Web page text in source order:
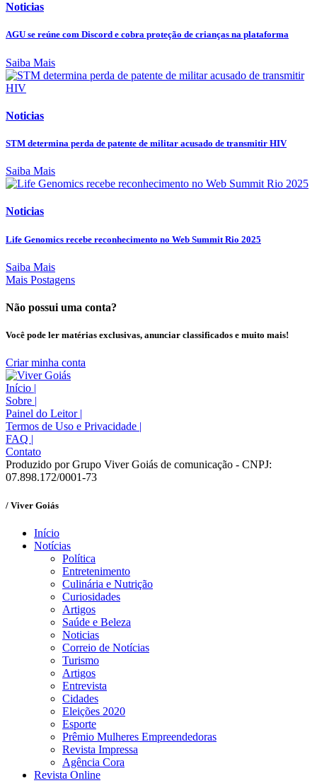
Noticias
AGU se reúne com Discord e cobra proteção de crianças na plataforma
Saiba Mais
Noticias
STM determina perda de patente de militar acusado de transmitir HIV
Saiba Mais
Noticias
Life Genomics recebe reconhecimento no Web Summit Rio 2025
Saiba Mais
Mais Postagens
Não possui uma conta?
Você pode ler matérias exclusivas, anunciar classificados e muito mais!
Criar minha conta
Início |
Sobre |
Painel do Leitor |
Termos de Uso e Privacidade |
FAQ |
Contato
Produzido por Grupo Viver Goiás de comunicação - CNPJ:
07.898.172/0001-73
/ Viver Goiás
Início
Notícias
Política
Entretenimento
Culinária e Nutrição
Curiosidades
Artigos
Saúde e Beleza
Noticias
Correio de Notícias
Turismo
Artigos
Entrevista
Cidades
Eleições 2020
Esporte
Prêmio Mulheres Empreendedoras
Revista Impressa
Agência Cora
Revista Online